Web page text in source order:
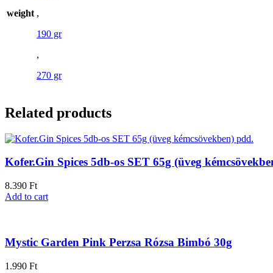
weight ,
190 gr
,
270 gr
Related products
Kofer.Gin Spices 5db-os SET 65g (üveg
8.390 Ft
Add to cart
Mystic Garden Pink Perzsa Rózsa Bimbó 30g
1.990 Ft